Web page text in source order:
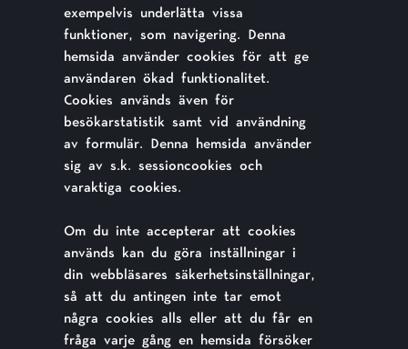
exempelvis underlätta vissa
funktioner, som navigering. Denna
hemsida använder cookies för att ge
användaren ökad funktionalitet.
Cookies används även för
besökarstatistik samt vid användning
av formulär. Denna hemsida använder
sig av s.k. sessioncookies och
varaktiga cookies.
Om du inte accepterar att cookies
används kan du göra inställningar i
din webbläsares säkerhetsinställningar,
så att du antingen inte tar emot
några cookies alls eller att du får en
fråga varje gång en hemsida försöker